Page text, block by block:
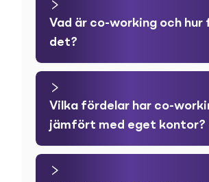
Vad är co-working och hur
det?
Vilka fördelar har co-
jämfört med eget kontor?